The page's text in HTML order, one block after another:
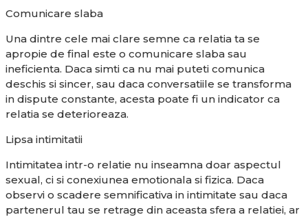
Comunicare slaba
Una dintre cele mai clare semne ca relatia ta se
apropie de final este o comunicare slaba sau
ineficienta. Daca simti ca nu mai puteti comunica
deschis si sincer, sau daca conversatiile se transforma
in dispute constante, acesta poate fi un indicator ca
relatia se deterioreaza.
Lipsa intimitatii
Intimitatea intr-o relatie nu inseamna doar aspectul
sexual, ci si conexiunea emotionala si fizica. Daca
observi o scadere semnificativa in intimitate sau daca
partenerul tau se retrage din aceasta sfera a relatiei, ar